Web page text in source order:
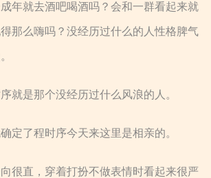
年就去酒吧喝酒吗？会和一群看起来就
那么嗨吗？没经历过什么的人性格脾气
就是那个没经历过什么风浪的人。
定了程时序今天来这里是相亲的。
很直，穿着打扮不做表情时看起来很严